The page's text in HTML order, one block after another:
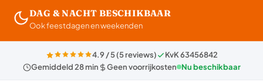
DAG & NACHT BESCHIKBAAR
Ook feestdagen en weekenden
4.9 / 5 (5 reviews)
KvK 63456842
Gemiddeld 28 min
Geen voorrijkosten Nu beschikbaar